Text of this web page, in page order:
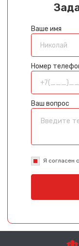
Ваше имя
Номер
Ваш вопрос
Я согласен с